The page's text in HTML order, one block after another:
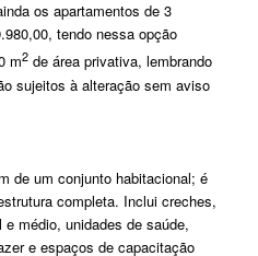
os apartamentos de 3
tendo nessa opção
m2de área privativa, lembrando
sujeitos à alteração sem aviso
de um conjunto habitacional; é
completa. Inclui creches,
médio, unidades de saúde,
e espaços de capacitação